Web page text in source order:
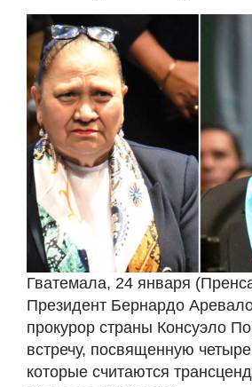
Гватемала, 24 января
Президент Бернардо
прокурор страны Консуэло
встречу, посвященную
которые считаются